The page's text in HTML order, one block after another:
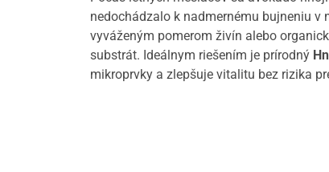
nedochádzalo k nadmernému bujneniu v
vyváženým pomerom živín alebo
substrát. Ideálnym riešením je prírodný
mikroprvky a zlepšuje vitalitu bez rizika